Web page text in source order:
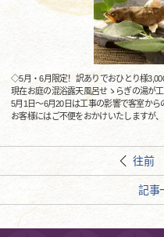
◇5月・6月限定！訳ありでおひとり様
現在お庭の混浴露天風呂せゝらぎの湯が
5月1日～6月20日は工事の影響で客室から
お客様にはご不便をおかけいたしますが
往前
記事